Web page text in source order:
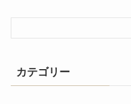
カテゴリー